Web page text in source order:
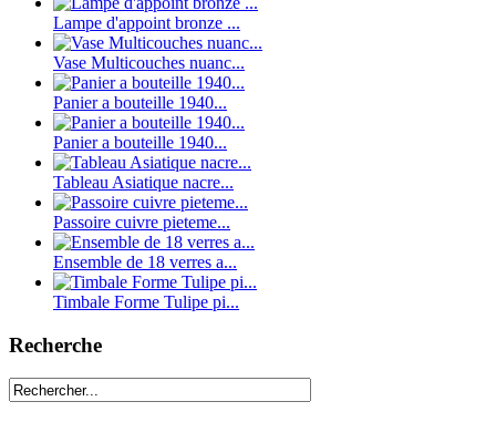
Lampe d'appoint bronze ...
Vase Multicouches nuanc...
Panier a bouteille 1940...
Panier a bouteille 1940...
Tableau Asiatique nacre...
Passoire cuivre pieteme...
Ensemble de 18 verres a...
Timbale Forme Tulipe pi...
Recherche